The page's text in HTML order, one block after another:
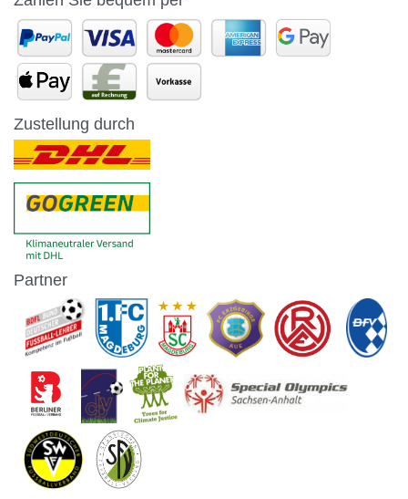
Zustellung durch
Partner